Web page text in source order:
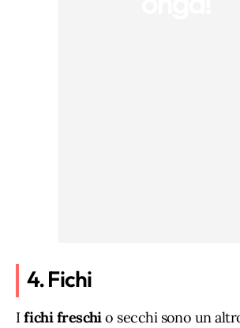
4. Fichi
I fichi freschio secchi sono un